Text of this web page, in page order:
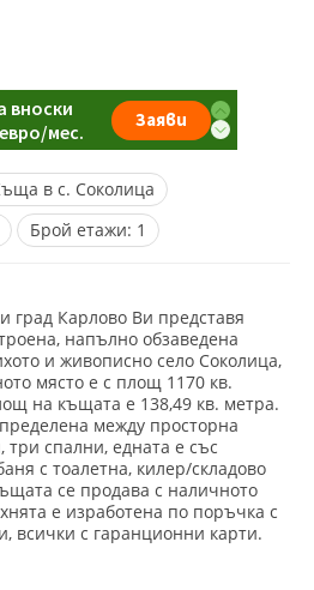
в с. Соколица
Брой етажи: 1
Карлово Ви представя
напълно обзаведена
и живописно село Соколица,
място е с площ 1170 кв.
на къщата е 138,49 кв. метра.
между просторна
три спални, едната е със
с тоалетна, килер/складово
се продава с наличното
е изработена по поръчка с
всички с гаранционни карти.
за въвеждане в